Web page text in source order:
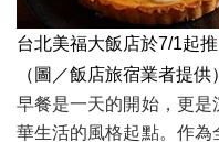
台北美福大飯店於7/1起
（圖／飯店旅宿業者提供）
早餐是一天的開始，更
華生活的風格起點。作